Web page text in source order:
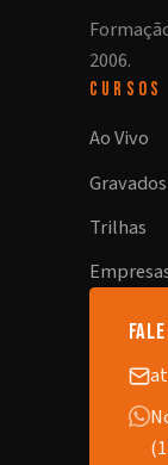
2006.
CURSOS
Ao Vivo
Gravados
Trilhas
fale